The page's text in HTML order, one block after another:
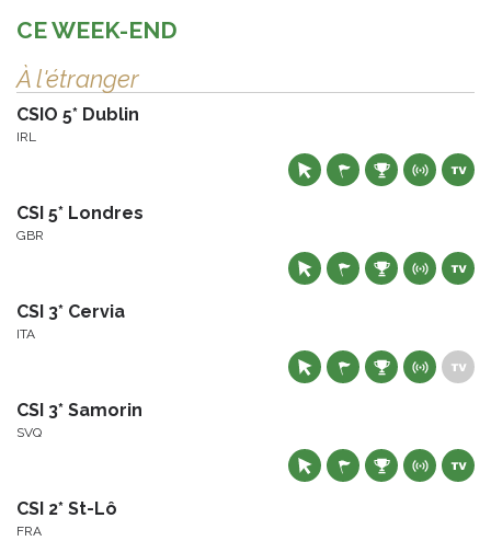
CE WEEK-END
À l'étranger
CSIO 5* Dublin
IRL
CSI 5* Londres
GBR
CSI 3* Cervia
ITA
CSI 3* Samorin
SVQ
CSI 2* St-Lô
FRA